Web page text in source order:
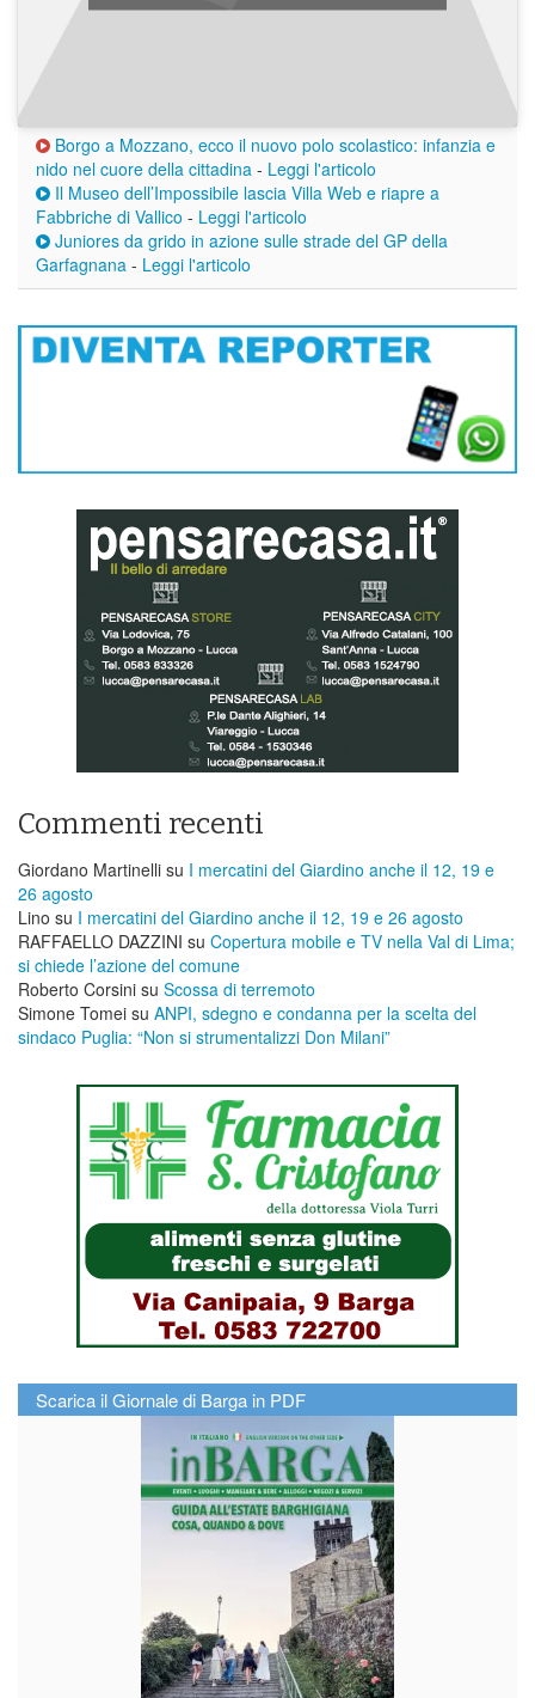
Borgo a Mozzano, ecco il nuovo polo scolastico: infanzia e
nido nel cuore della cittadina - Leggi l'articolo
Il Museo dell’Impossibile lascia Villa Web e riapre a
Fabbriche di Vallico - Leggi l'articolo
Juniores da grido in azione sulle strade del GP della
Garfagnana - Leggi l'articolo
Commenti recenti
Giordano Martinelli su I mercatini del Giardino anche il 12, 19 e
26 agosto
Lino su I mercatini del Giardino anche il 12, 19 e 26 agosto
RAFFAELLO DAZZINI su ​Copertura mobile e TV nella Val di Lima;
si chiede l’azione del comune
Roberto Corsini su Scossa di terremoto
Simone Tomei su ANPI, sdegno e condanna per la scelta del
sindaco Puglia: “Non si strumentalizzi Don Milani”
Scarica il Giornale di Barga in PDF